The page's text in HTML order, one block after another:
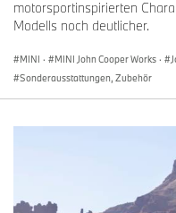
Energieeffizienzkategorie 2025
motorsportinspirierten
Modells noch deutlicher.
MINI · MINI John Cooper Works ·
Sonderausstattungen, Zubehör